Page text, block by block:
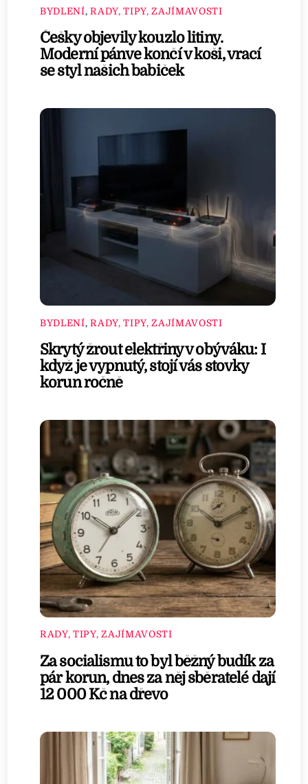
BYDLENÍ,RADY, TIPY, ZAJÍMAVOSTI
Češky objevily kouzlo litiny.
Moderní pánve končí v koši, vrací
se styl našich babiček
BYDLENÍ,RADY, TIPY, ZAJÍMAVOSTI
Skrytý žrout elektřiny v obýváku: I
když je vypnutý, stojí vás stovky
korun ročně
RADY, TIPY, ZAJÍMAVOSTI
Za socialismu to byl běžný budík za
pár korun, dnes za něj sběratelé dají
12 000 Kč na dřevo